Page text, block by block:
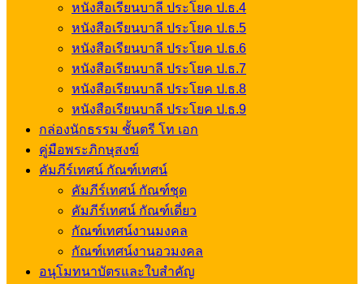
หนังสือเรียนบาลี ประโยค ป.ธ.4
หนังสือเรียนบาลี ประโยค ป.ธ.5
หนังสือเรียนบาลี ประโยค ป.ธ.6
หนังสือเรียนบาลี ประโยค ป.ธ.7
หนังสือเรียนบาลี ประโยค ป.ธ.8
หนังสือเรียนบาลี ประโยค ป.ธ.9
กล่องนักธรรม ชั้นตรี โท เอก
คู่มือพระภิกษุสงฆ์
คัมภีร์เทศน์ กัณฑ์เทศน์
คัมภีร์เทศน์ กัณฑ์ชุด
คัมภีร์เทศน์ กัณฑ์เดี่ยว
กัณฑ์เทศน์งานมงคล
กัณฑ์เทศน์งานอวมงคล
อนุโมทนาบัตรและใบสำคัญ